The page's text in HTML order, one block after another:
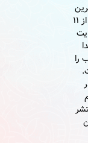
فروشگاه قالب های جوملا در ایران می باشد که بیش از 11
بیش از 5000 قالب را